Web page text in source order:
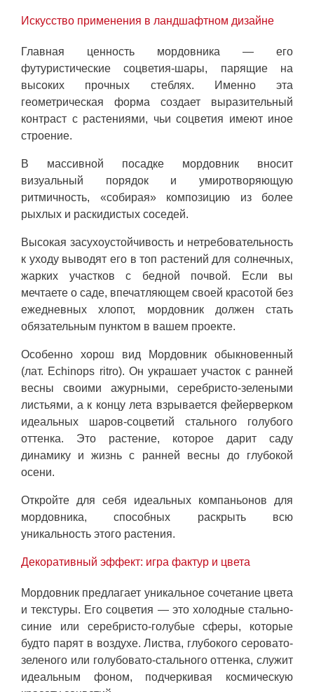
Искусство применения в ландшафтном дизайне
Главная ценность мордовника — его
футуристические соцветия-шары, парящие на
высоких прочных стеблях. Именно эта
геометрическая форма создает выразительный
контраст с растениями, чьи соцветия имеют иное
строение.
В массивной посадке мордовник вносит
визуальный порядок и умиротворяющую
ритмичность, «собирая» композицию из более
рыхлых и раскидистых соседей.
Высокая засухоустойчивость и нетребовательность
к уходу выводят его в топ растений для солнечных,
жарких участков с бедной почвой. Если вы
мечтаете о саде, впечатляющем своей красотой без
ежедневных хлопот, мордовник должен стать
обязательным пунктом в вашем проекте.
Особенно хорош вид Мордовник обыкновенный
(лат. Echinops ritro). Он украшает участок с ранней
весны своими ажурными, серебристо-зелеными
листьями, а к концу лета взрывается фейерверком
идеальных шаров-соцветий стального голубого
оттенка. Это растение, которое дарит саду
динамику и жизнь с ранней весны до глубокой
осени.
Откройте для себя идеальных компаньонов для
мордовника, способных раскрыть всю
уникальность этого растения.
Декоративный эффект: игра фактур и цвета
Мордовник предлагает уникальное сочетание цвета
и текстуры. Его соцветия — это холодные стально-
синие или серебристо-голубые сферы, которые
будто парят в воздухе. Листва, глубокого серовато-
зеленого или голубовато-стального оттенка, служит
идеальным фоном, подчеркивая космическую